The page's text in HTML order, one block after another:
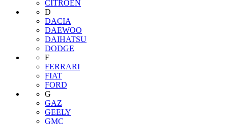
CITROEN
D
DACIA
DAEWOO
DAIHATSU
DODGE
F
FERRARI
FIAT
FORD
G
GAZ
GEELY
GMC